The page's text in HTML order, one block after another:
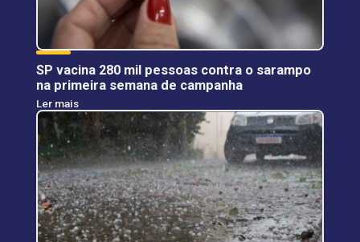
SP vacina 280 mil pessoas contra o sarampo
na primeira semana de campanha
Ler mais